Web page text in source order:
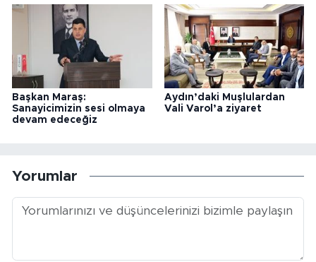
Başkan Maraş:
Sanayicimizin sesi olmaya
devam edeceğiz
Aydın’daki Muşlulardan
Vali Varol’a ziyaret
Yorumlar